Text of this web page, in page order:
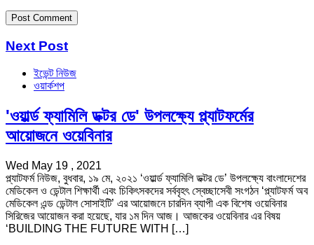
Next Post
ইভেন্ট নিউজ
ওয়ার্কশপ
'ওয়ার্ল্ড ফ্যামিলি ডক্টর ডে' উপলক্ষ্যে প্ল্যাটফর্মের
আয়োজনে ওয়েবিনার
Wed May 19 , 2021
প্ল্যাটফর্ম নিউজ, বুধবার, ১৯ মে, ২০২১ ‘ওয়ার্ল্ড ফ্যামিলি ডক্টর ডে’ উপলক্ষ্যে বাংলাদেশের
মেডিকেল ও ডেন্টাল শিক্ষার্থী এবং চিকিৎসকদের সর্ববৃহৎ স্বেচ্ছাসেবী সংগঠন ‘প্ল্যাটফর্ম অব
মেডিকেল এন্ড ডেন্টাল সোসাইটি’ এর আয়োজনে চারদিন ব্যাপী এক বিশেষ ওয়েবিনার
সিরিজের আয়োজন করা হয়েছে, যার ১ম দিন আজ। আজকের ওয়েবিনার এর বিষয়
‘BUILDING THE FUTURE WITH […]